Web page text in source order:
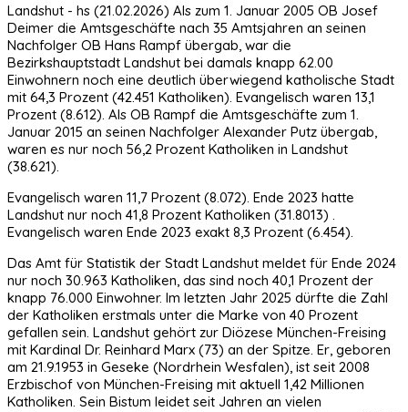
Landshut - hs (21.02.2026) Als zum 1. Januar 2005 OB Josef
Deimer die Amtsgeschäfte nach 35 Amtsjahren an seinen
Nachfolger OB Hans Rampf übergab, war die
Bezirkshauptstadt Landshut bei damals knapp 62.00
Einwohnern noch eine deutlich überwiegend katholische Stadt
mit 64,3 Prozent (42.451 Katholiken). Evangelisch waren 13,1
Prozent (8.612). Als OB Rampf die Amtsgeschäfte zum 1.
Januar 2015 an seinen Nachfolger Alexander Putz übergab,
waren es nur noch 56,2 Prozent Katholiken in Landshut
(38.621).
Evangelisch waren 11,7 Prozent (8.072). Ende 2023 hatte
Landshut nur noch 41,8 Prozent Katholiken (31.8013) .
Evangelisch waren Ende 2023 exakt 8,3 Prozent (6.454).
Das Amt für Statistik der Stadt Landshut meldet für Ende 2024
nur noch 30.963 Katholiken, das sind noch 40,1 Prozent der
knapp 76.000 Einwohner. Im letzten Jahr 2025 dürfte die Zahl
der Katholiken erstmals unter die Marke von 40 Prozent
gefallen sein. Landshut gehört zur Diözese München-Freising
mit Kardinal Dr. Reinhard Marx (73) an der Spitze. Er, geboren
am 21.9.1953 in Geseke (Nordrhein Wesfalen), ist seit 2008
Erzbischof von München-Freising mit aktuell 1,42 Millionen
Katholiken. Sein Bistum leidet seit Jahren an vielen